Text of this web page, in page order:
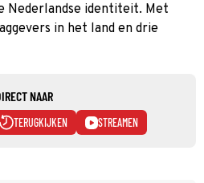
Nederlandse identiteit. Met
in het land en drie
NAAR
TERUGKIJKEN STREAMEN